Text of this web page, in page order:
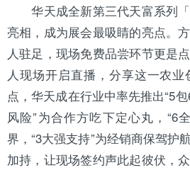
华天成全新第三代天富系列「
亮相，成为展会最吸睛的亮点。
人驻足，现场免费品尝环节更是
人现场开启直播，分享这一农
点，华天成在行业中率先推出“5
风险”为合作方吃下定心丸，“6
界，“3大强支持”为经销商保驾护
加持，让现场签约声此起彼伏，